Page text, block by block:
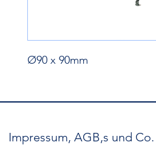
Ø90 x 90mm
Impressum, AGB,s und Co.